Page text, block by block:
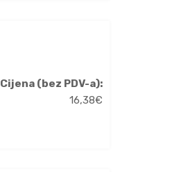
Cijena (bez PDV-a):
16,38€